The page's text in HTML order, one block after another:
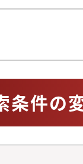
条件の